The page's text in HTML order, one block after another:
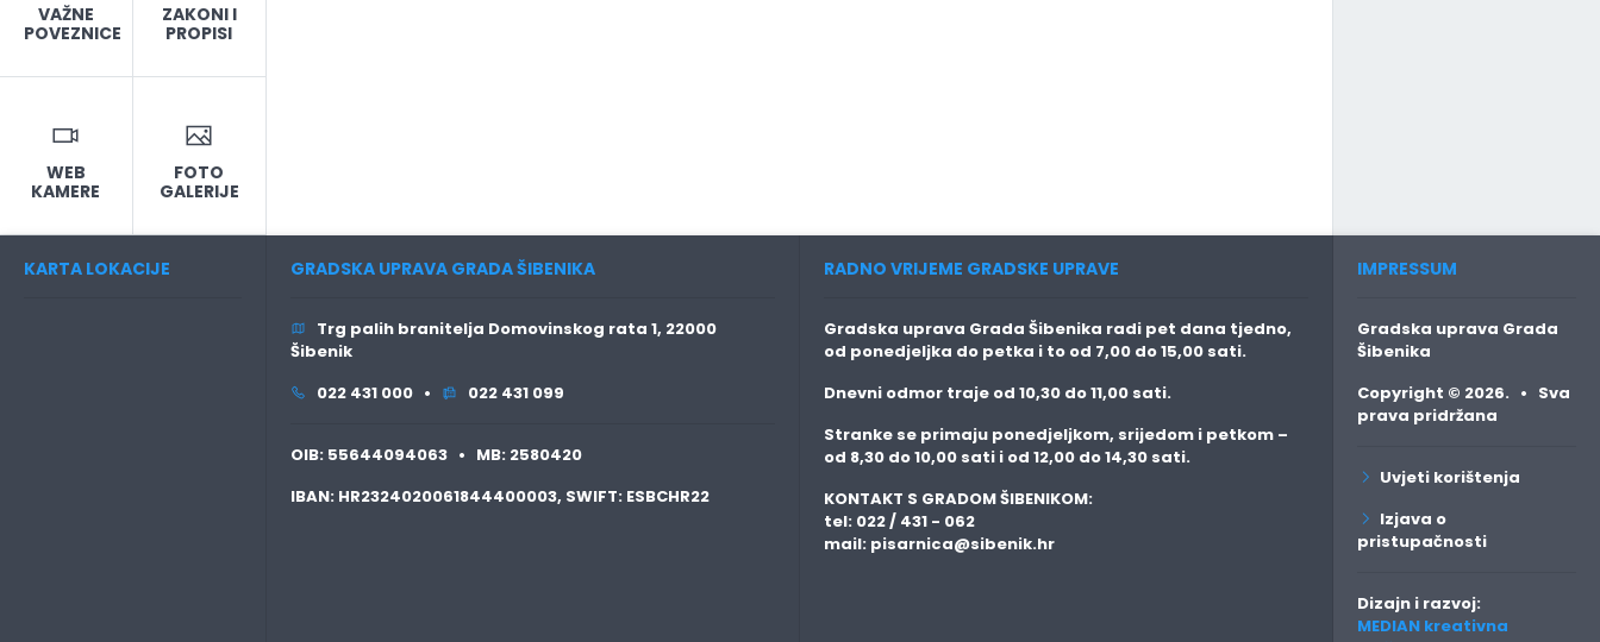
VAŽNE
POVEZNICE
ZAKONI I
PROPISI
WEB
KAMERE
FOTO
GALERIJE
KARTA LOKACIJE GRADSKA UPRAVA GRADA ŠIBENIKA
Trg palih branitelja Domovinskog rata 1, 22000
Šibenik
022 431 000 •
022 431 099
OIB: 55644094063 • MB: 2580420
IBAN: HR2324020061844400003, SWIFT: ESBCHR22
RADNO VRIJEME GRADSKE UPRAVE
Gradska uprava Grada Šibenika radi pet dana tjedno,
od ponedjeljka do petka i to od 7,00 do 15,00 sati.
Dnevni odmor traje od 10,30 do 11,00 sati.
Stranke se primaju ponedjeljkom, srijedom i petkom –
od 8,30 do 10,00 sati i od 12,00 do 14,30 sati.
KONTAKT S GRADOM ŠIBENIKOM:
tel: 022 / 431 - 062
mail: pisarnica@sibenik.hr
IMPRESSUM
Gradska uprava Grada
Šibenika
Copyright © 2026. • Sva
prava pridržana
Uvjeti korištenja
Izjava o
pristupačnosti
Dizajn i razvoj:
MEDIAN kreativna